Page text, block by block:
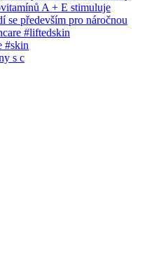
s c